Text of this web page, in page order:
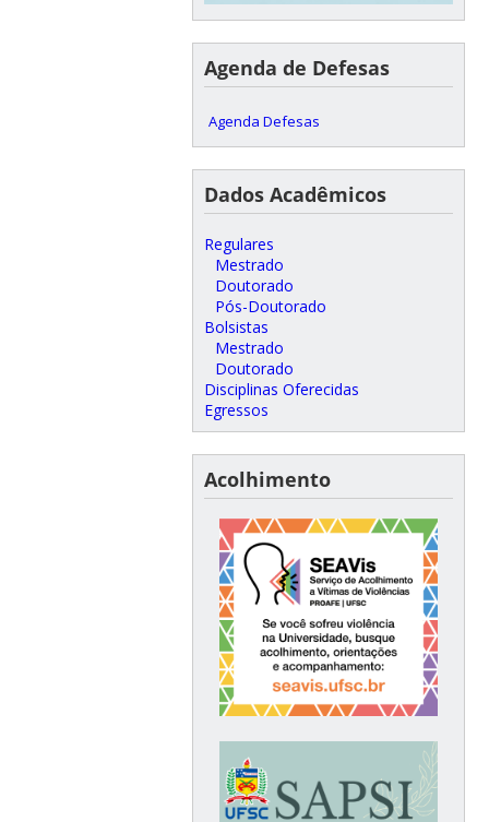
Agenda de Defesas
Agenda Defesas
Dados Acadêmicos
Regulares
Mestrado
Doutorado
Pós-Doutorado
Bolsistas
Mestrado
Doutorado
Disciplinas Oferecidas
Egressos
Acolhimento